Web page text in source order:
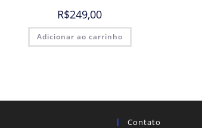
R$249,00
Adicionar ao carrinho
Contato